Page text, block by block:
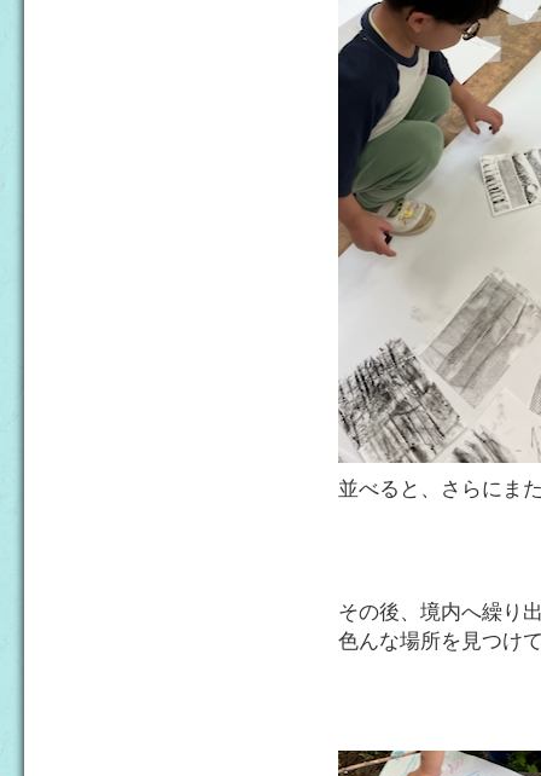
並べると、さらにま
その後、境内へ繰り
色んな場所を見つけ